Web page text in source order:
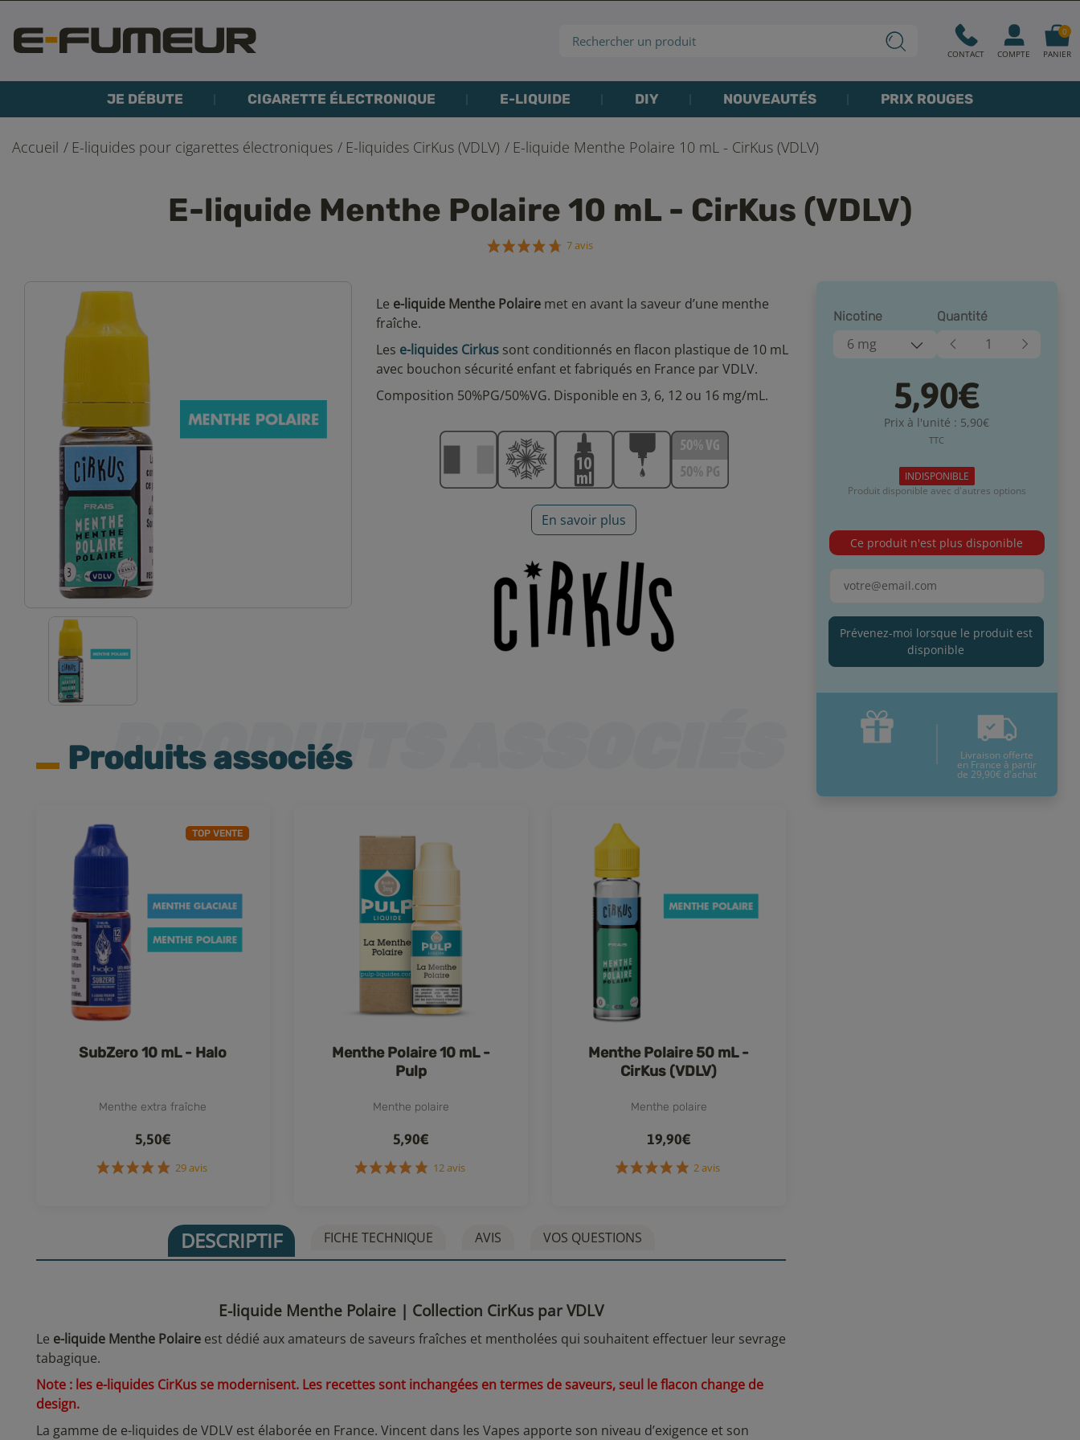
CONTACT COMPTE PANIER
0
JE DÉBUTE CIGARETTE ÉLECTRONIQUE E-LIQUIDE DIY NOUVEAUTÉS PRIX ROUGES
Accueil E-liquides pour cigarettes électroniques E-liquides CirKus (VDLV) E-liquide Menthe Polaire 10 mL - CirKus (VDLV)
E-liquide Menthe Polaire 10 mL - CirKus (VDLV)
7 avis
Le e-liquide Menthe Polairemet en avant la saveur d’une menthe
fraîche.
Les e-liquides Cirkussont conditionnés en flacon plastique de 10 mL
avec bouchon sécurité enfant et fabriqués en France par VDLV.
Composition 50%PG/50%VG. Disponible en 3, 6, 12 ou 16 mg/mL.
En savoir plus
Nicotine
6 mg
Quantité
5,90€
Prix à l'unité : 5,90€
TTC
INDISPONIBLE
Produit disponible avec d'autres options
Ce produit n'est plus disponible
Prévenez-moi lorsque le produit est
disponible
Livraison offerte
en France à partir
de 29,90€ d'achat
Produits associés
TOP VENTE
SubZero 10 mL - Halo
Menthe extra fraîche
5,50€
Menthe Polaire 10 mL -
Pulp
Menthe polaire
5,90€
Menthe Polaire 50 mL -
CirKus (VDLV)
Menthe polaire
19,90€
DESCRIPTIF FICHE TECHNIQUE AVIS VOS QUESTIONS
E-liquide Menthe Polaire | Collection CirKus par VDLV
Le e-liquide Menthe Polaire est dédié aux amateurs de saveurs fraîches et mentholées qui souhaitent effectuer leur sevrage
tabagique.
Note : les e-liquides CirKus se modernisent. Les recettes sont inchangées en termes de saveurs, seul le flacon change de
design.
La gamme de e-liquides de VDLV est élaborée en France. Vincent dans les Vapes apporte son niveau d’exigence et son